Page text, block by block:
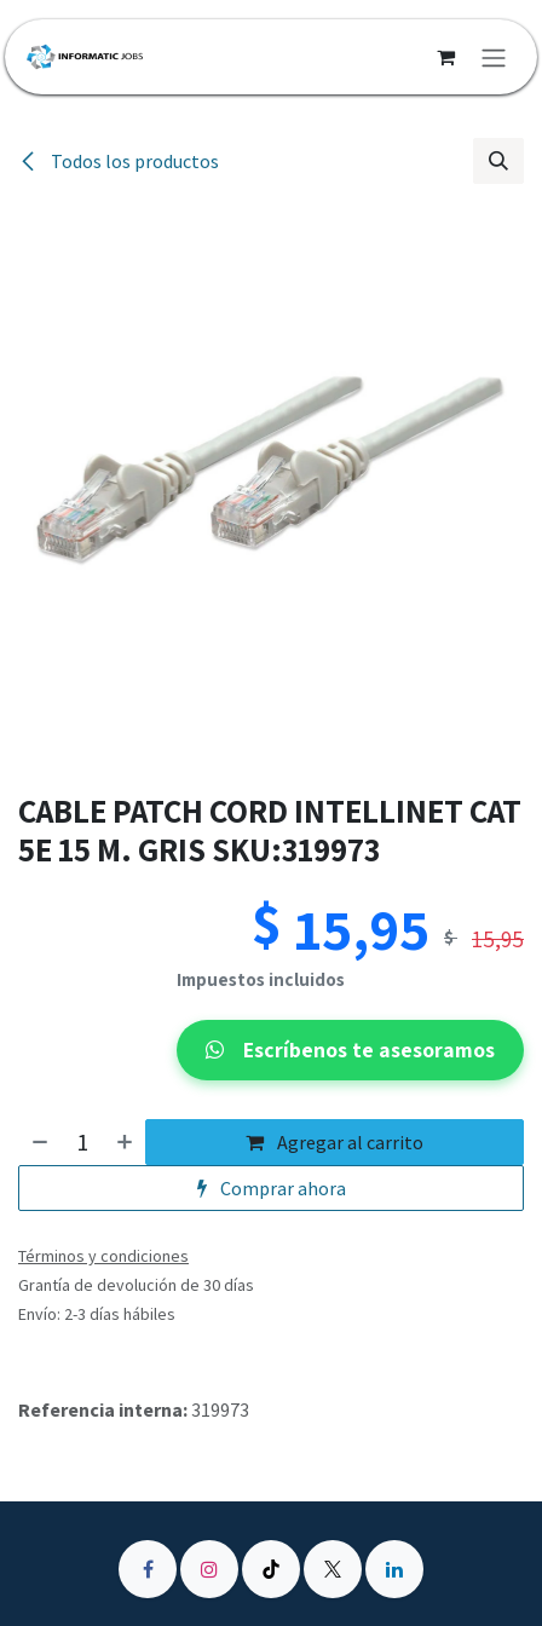
Ir al contenido
Todos los productos
CABLE PATCH CORD INTELLINET CAT
5E 15 M. GRIS SKU:319973
$ 15,95 $ 15,95
​​Impuestos incluidos
Escríbenos te asesoramos​
Agregar al carrito
Comprar ahora
Términos y condiciones
Grantía de devolución de 30 días
Envío: 2-3 días hábiles
Referencia interna:319973